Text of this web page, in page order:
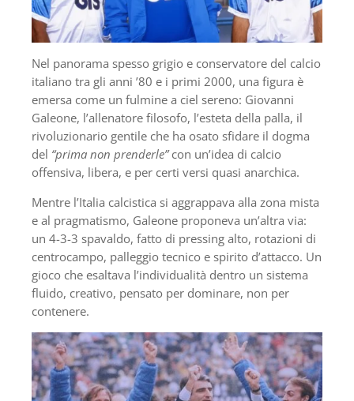
Nel panorama spesso grigio e conservatore del calcio
italiano tra gli anni ’80 e i primi 2000, una figura è
emersa come un fulmine a ciel sereno: Giovanni
Galeone, l’allenatore filosofo, l’esteta della palla, il
rivoluzionario gentile che ha osato sfidare il dogma
del “prima non prenderle”con un’idea di calcio
offensiva, libera, e per certi versi quasi anarchica.
Mentre l’Italia calcistica si aggrappava alla zona mista
e al pragmatismo, Galeone proponeva un’altra via:
un 4-3-3 spavaldo, fatto di pressing alto, rotazioni di
centrocampo, palleggio tecnico e spirito d’attacco. Un
gioco che esaltava l’individualità dentro un sistema
fluido, creativo, pensato per dominare, non per
contenere.